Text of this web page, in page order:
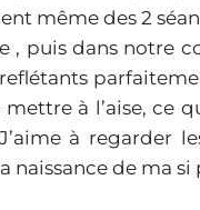
même des 2
, puis dans notre
mettre à l’aise, ce
à regarder
naissance de ma si